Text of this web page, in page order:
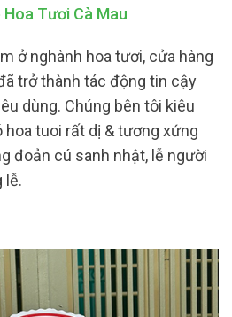
Hoa Tươi Cà Mau
ở nghành hoa tươi, cửa hàng
trở thành tác động tin cậy
dùng. Chúng bên tôi kiêu
tuoi rất dị & tương xứng
đoản cú sanh nhật, lễ người
lễ.